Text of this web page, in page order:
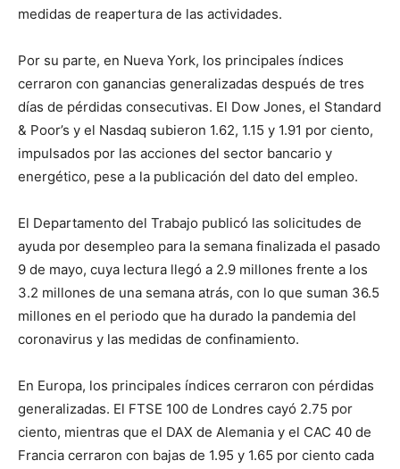
medidas de reapertura de las actividades.
Por su parte, en Nueva York, los principales índices
cerraron con ganancias generalizadas después de tres
días de pérdidas consecutivas. El Dow Jones, el Standard
& Poor’s y el Nasdaq subieron 1.62, 1.15 y 1.91 por ciento,
impulsados por las acciones del sector bancario y
energético, pese a la publicación del dato del empleo.
El Departamento del Trabajo publicó las solicitudes de
ayuda por desempleo para la semana finalizada el pasado
9 de mayo, cuya lectura llegó a 2.9 millones frente a los
3.2 millones de una semana atrás, con lo que suman 36.5
millones en el periodo que ha durado la pandemia del
coronavirus y las medidas de confinamiento.
En Europa, los principales índices cerraron con pérdidas
generalizadas. El FTSE 100 de Londres cayó 2.75 por
ciento, mientras que el DAX de Alemania y el CAC 40 de
Francia cerraron con bajas de 1.95 y 1.65 por ciento cada